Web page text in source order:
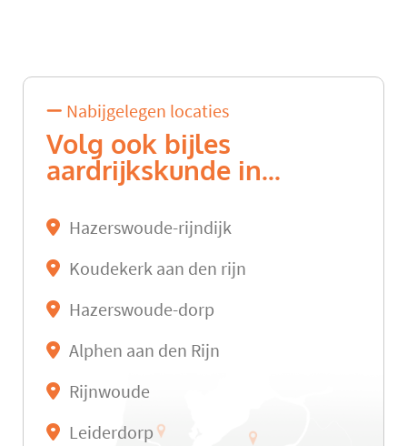
Nabijgelegen locaties
Volg ook bijles
aardrijkskunde in...
Hazerswoude-rijndijk
Koudekerk aan den rijn
Hazerswoude-dorp
Alphen aan den Rijn
Rijnwoude
Leiderdorp